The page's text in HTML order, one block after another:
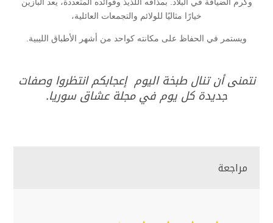
خيارًا مثاليًا للولائم والتجمعات العائلية،
ويستمر في الحفاظ على مكانته كواحد من أشهر الأطباق الليبية.
نتمنى أن تنال طبخة اليوم إعجابكم انتظروا وصفات
جديدة كل يوم في مجلة عشاق سوريا.
مراجعة